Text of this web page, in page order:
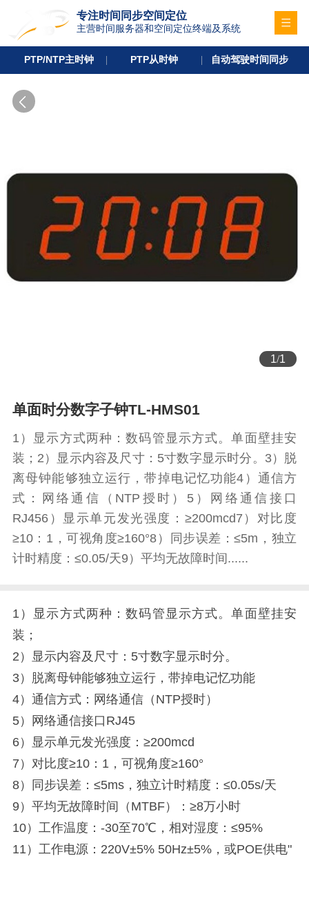
专注时间同步空间定位
主营时间服务器和空间定位终端及系统
PTP/NTP主时钟 PTP从时钟 自动驾驶时间同步
1/1
单面时分数字子钟TL-HMS01
1）显示方式两种：数码管显示方式。单面壁挂安
装；2）显示内容及尺寸：5寸数字显示时分。3）脱
离母钟能够独立运行，带掉电记忆功能4）通信方
式：网络通信（NTP授时）5）网络通信接口
RJ456）显示单元发光强度：≥200mcd7）对比度
≥10：1，可视角度≥160°8）同步误差：≤5m，独立
计时精度：≤0.05/天9）平均无故障时间......
1）显示方式两种：数码管显示方式。单面壁挂安
装；
2）显示内容及尺寸：5寸数字显示时分。
3）脱离母钟能够独立运行，带掉电记忆功能
4）通信方式：网络通信（NTP授时）
5）网络通信接口RJ45
6）显示单元发光强度：≥200mcd
7）对比度≥10：1，可视角度≥160°
8）同步误差：≤5ms，独立计时精度：≤0.05s/天
9）平均无故障时间（MTBF）：≥8万小时
10）工作温度：-30至70℃，相对湿度：≤95%
11）工作电源：220V±5% 50Hz±5%，或POE供电"